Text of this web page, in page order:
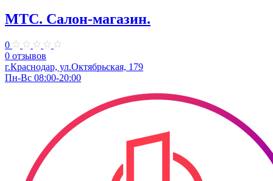
МТС. Салон-магазин.
0
0 отзывов
г.Краснодар, ул.Октябрьская, 179
Пн-Вс 08:00-20:00